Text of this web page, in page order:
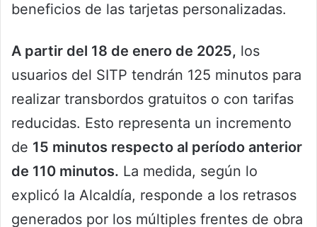
beneficios de las tarjetas personalizadas.
A partir del 18 de enero de 2025, los
usuarios del SITP tendrán 125 minutos para
realizar transbordos gratuitos o con tarifas
reducidas. Esto representa un incremento
de 15 minutos respecto al período anterior
de 110 minutos. La medida, según lo
explicó la Alcaldía, responde a los retrasos
generados por los múltiples frentes de obra